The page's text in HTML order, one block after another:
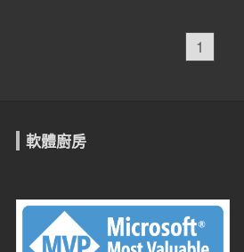
1
軟體廚房